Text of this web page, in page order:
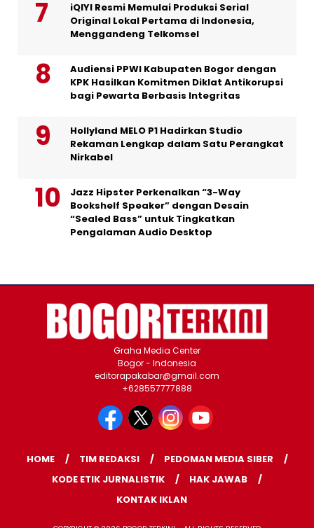
iQIYI Resmi Memulai Produksi Serial
Original Lokal Pertama di Indonesia,
Menggandeng Telkomsel
Audiensi PPWI Kabupaten Bogor dengan
KPK Hasilkan Komitmen Diklat Antikorupsi
bagi Pewarta Berbasis Integritas
Hollyland MELO P1 Hadirkan Studio
Rekaman Lengkap dalam Satu Perangkat
Nirkabel
Jazz Hipster Perkenalkan “3-Way
Bookshelf Speaker” dengan Desain
“Sealed Bass” untuk Tingkatkan
Pengalaman Audio Desktop
Graha Media Center
Bogor - Indonesia
editorapakabar@gmail.com
+628557777888
HOME TIM REDAKSI
PEDOMAN MEDIA SIBER
KODE ETIK JURNALISTIK
HAK JAWAB
KONTAK IKLAN